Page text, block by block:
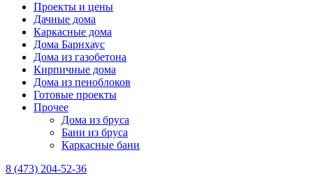
Проекты и цены
Дачные дома
Каркасные дома
Дома Барнхаус
Дома из газобетона
Кирпичные дома
Дома из пеноблоков
Готовые проекты
Прочее
Дома из бруса
Бани из бруса
Каркасные бани
8 (473) 204-52-36